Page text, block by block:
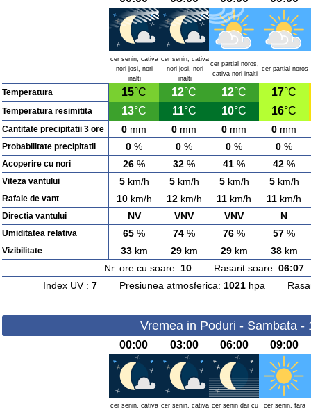
cer senin, cativa
nori josi, nori
inalti
cer senin, cativa
nori josi, nori
inalti
cer partial noros,
cativa nori inalti
cer partial noros
Temperatura 15°C 12°C 12°C 17°C
Temperatura resimitita 13°C 11°C 10°C 16°C
Cantitate precipitatii 3 ore 0 mm 0 mm 0 mm 0 mm
Probabilitate precipitatii 0 % 0 % 0 % 0 %
Acoperire cu nori 26 % 32 % 41 % 42 %
Viteza vantului 5km/h 5km/h 5km/h 5km/h
Rafale de vant 10km/h 12km/h 11 km/h 11 km/h
Directia vantului NV VNV VNV N
Umiditatea relativa 65 % 74 % 76 % 57 %
Vizibilitate 33km 29km 29km 38km
Nr. ore cu soare: 10Rasarit soare: 06:07
Index UV : 7Presiunea atmosferica: 1021hpa
Vremea in Poduri - Sambata -
00:00 03:00 06:00 09:00
cer senin, cativa cer senin, cativa cer senin dar cu
cer senin, fara